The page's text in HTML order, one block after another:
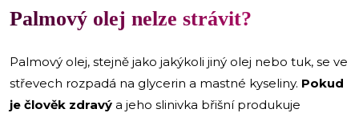
Palmový olej nelze strávit?
Palmový olej, stejně jako jakýkoli jiný olej nebo tuk, se ve
střevech rozpadá na glycerin a mastné kyseliny. Pokud
je člověk zdravý a jeho slinivka břišní produkuje